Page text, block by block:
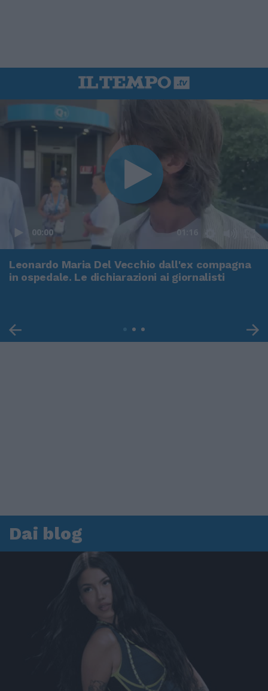
00:00 01:16
Leonardo Maria Del Vecchio dall'ex compagna
in ospedale. Le dichiarazioni ai giornalisti
Dai blog